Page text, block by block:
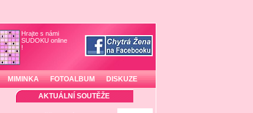
Hrajte s námi
SUDOKU online
!
MIMINKA FOTOALBUM DISKUZE
AKTUÁLNÍ SOUTĚŽE